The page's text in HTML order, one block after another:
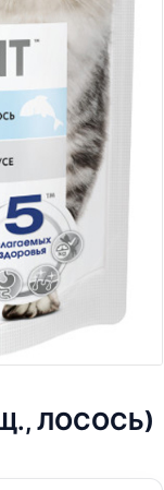
ЛОСОСЬ)